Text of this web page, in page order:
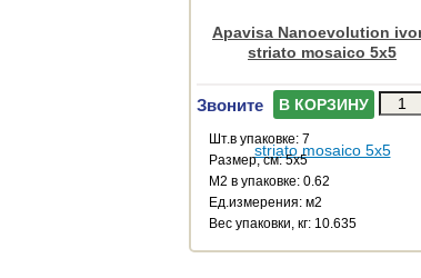
Apavisa Nanoevolution
striato mosaico 5x5
Звоните В КОРЗИНУ
Шт.в упаковке: 7
Размер, см: 5x5
М2 в упаковке: 0.62
Ед.измерения: м2
Веc упаковки, кг: 10.635